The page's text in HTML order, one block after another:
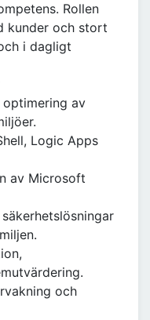
Rollen
kunder och stort
i dagligt
optimering av
Logic Apps
av Microsoft
och